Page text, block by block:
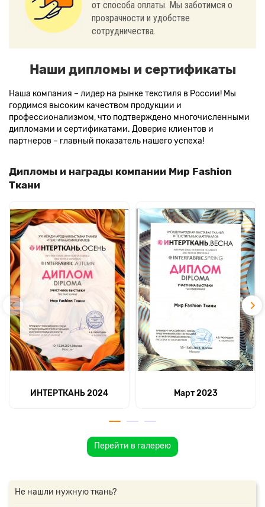
от способа оплаты. Мы заботимся о
прозрачности и удобстве
сотрудничества.
Наши дипломы и сертификаты
Наша компания – лидер на рынке текстиля в России! Мы
гордимся высоким качеством продукции и
профессионализмом, что подтверждено многочисленными
дипломами и сертификатами. Доверие клиентов и
партнеров – главный показатель нашего успеха!
Дипломы и награды компании Мир Fashion
Ткани
ИНТЕРТКАНЬ 2024 Март 2023
Перейти в галерею
Не нашли нужную ткань?